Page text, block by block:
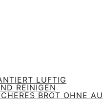
LUFTIG
REINIGEN
BROT OHNE